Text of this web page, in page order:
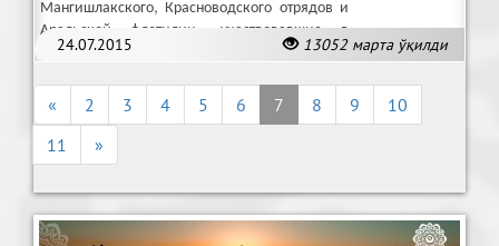
24.07.2015 13052 марта ўқилди
Мангишлакского, Красноводского отрядов и
Аральской флотилии, участвовавшие в
Хивинском походе.
« 2 3 4 5 6 7 8 9
10
11
»